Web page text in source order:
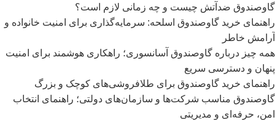
گاوصندوق ضدآتش چیست و چه زمانی لازم است؟
راهنمای خرید گاوصندوق اسلحه: سرمایه‌گذاری برای امنیت خانواده و
آرامش خاطر
همه چیز درباره گاوصندوق آسانسوری؛ راهکاری هوشمند برای امنیت
پنهان و دسترسی سریع
راهنمای خرید گاوصندوق برای طلافروشی‌های کوچک و بزرگ
گاوصندوق مناسب شرکت‌ها و سازمان‌های دولتی؛ راهنمای انتخاب
امن، حرفه‌ای و مدیریتی